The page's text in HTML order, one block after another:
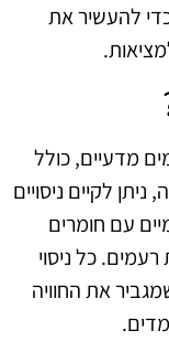
להעשיר את
מדעיים, כולל
ניתן לקיים ניסויים
עם חומרים
כל ניסוי
את החוויה